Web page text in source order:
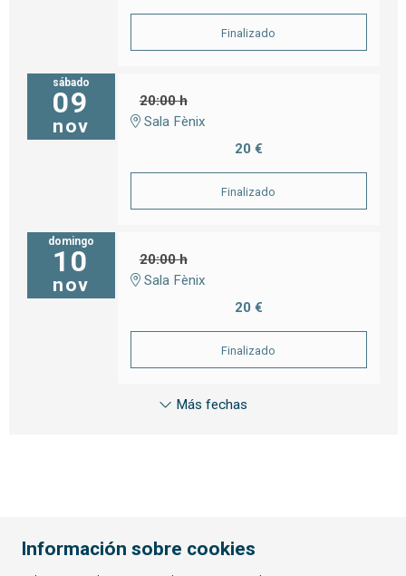
Finalizado
sábado
09
nov
20:00 h
Sala Fènix
20 €
Finalizado
domingo
10
nov
20:00 h
Sala Fènix
20 €
Finalizado
Más fechas
Información sobre cookies